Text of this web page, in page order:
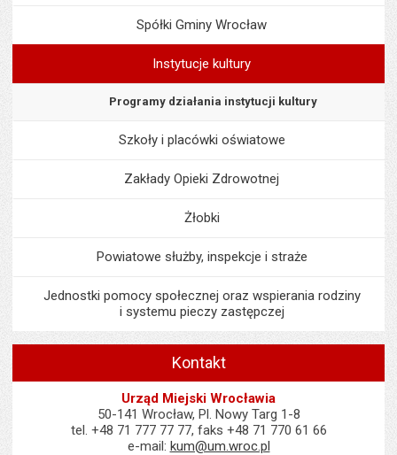
Spółki Gminy Wrocław
Instytucje kultury
Programy działania instytucji kultury
Szkoły i placówki oświatowe
Zakłady Opieki Zdrowotnej
Żłobki
Powiatowe służby, inspekcje i straże
Jednostki pomocy społecznej oraz wspierania rodziny
i systemu pieczy zastępczej
Kontakt
Urząd Miejski Wrocławia
50-141 Wrocław, Pl. Nowy Targ 1-8
tel. +48 71 777 77 77, faks +48 71 770 61 66
e-mail: kum@um.wroc.pl